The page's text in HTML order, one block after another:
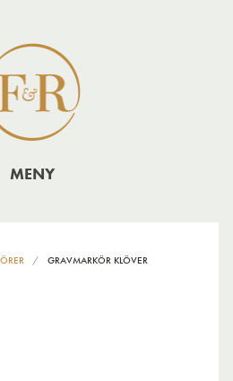
MENY
GRAVMARKÖR KLÖVER